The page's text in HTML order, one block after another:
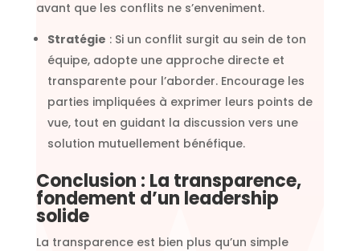
avant que les conflits ne s’enveniment.
Stratégie : Si un conflit surgit au sein de ton
équipe, adopte une approche directe et
transparente pour l’aborder. Encourage les
parties impliquées à exprimer leurs points de
vue, tout en guidant la discussion vers une
solution mutuellement bénéfique.
Conclusion : La transparence,
fondement d’un leadership
solide
La transparence est bien plus qu’un simple